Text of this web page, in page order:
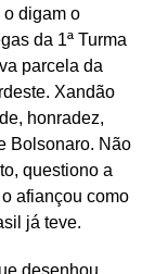
o digam o
da 1ª Turma
parcela da
Xandão
honradez,
Bolsonaro. Não
questiono a
afiançou como
já teve.
desenhou